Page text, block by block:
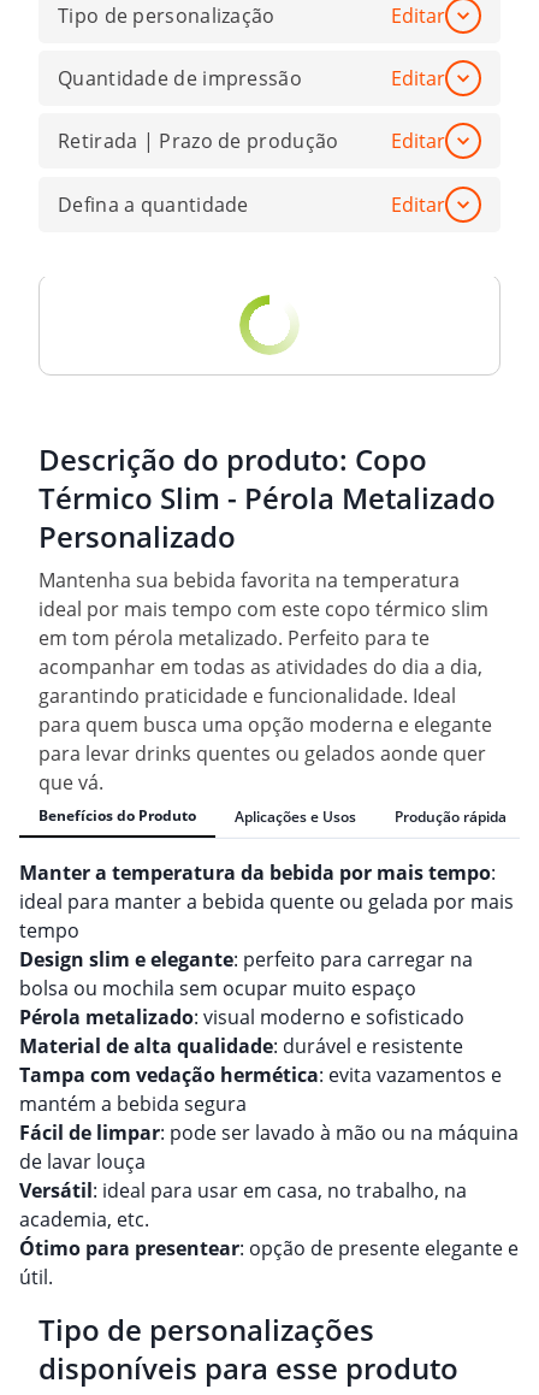
Tipo de personalização Editar
Quantidade de impressão Editar
Retirada | Prazo de produção Editar
Defina a quantidade Editar
Descrição do produto: Copo
Térmico Slim - Pérola Metalizado
Personalizado
Mantenha sua bebida favorita na temperatura
ideal por mais tempo com este copo térmico slim
em tom pérola metalizado. Perfeito para te
acompanhar em todas as atividades do dia a dia,
garantindo praticidade e funcionalidade. Ideal
para quem busca uma opção moderna e elegante
para levar drinks quentes ou gelados aonde quer
que vá.
Benefícios do Produto Aplicações e Usos Produção rápida
Manter a temperatura da bebida por mais tempo:
ideal para manter a bebida quente ou gelada por mais
tempo
Design slim e elegante: perfeito para carregar na
bolsa ou mochila sem ocupar muito espaço
Pérola metalizado: visual moderno e sofisticado
Material de alta qualidade: durável e resistente
Tampa com vedação hermética: evita vazamentos e
mantém a bebida segura
Fácil de limpar: pode ser lavado à mão ou na máquina
de lavar louça
Versátil: ideal para usar em casa, no trabalho, na
academia, etc.
Ótimo para presentear: opção de presente elegante e
útil.
Tipo de personalizações
disponíveis para esse produto